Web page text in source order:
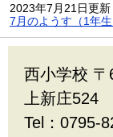
2023年7月21日更新
7月のようす（1年生
西小学校
上新庄524
Tel：0795-